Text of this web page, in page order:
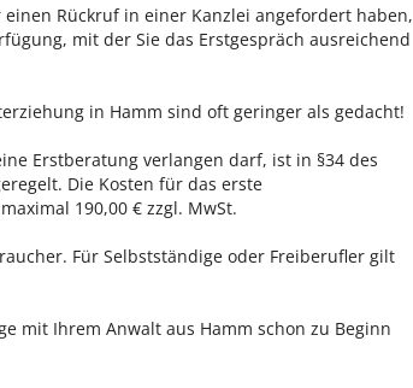
Rückruf in einer Kanzlei angefordert haben,
mit der Sie das Erstgespräch ausreichend
in Hamm sind oft geringer als gedacht!
Erstberatung verlangen darf, ist in §34 des
Die Kosten für das erste
190,00 € zzgl. MwSt.
Für Selbstständige oder Freiberufler gilt
mit Ihrem Anwalt aus Hamm schon zu Beginn